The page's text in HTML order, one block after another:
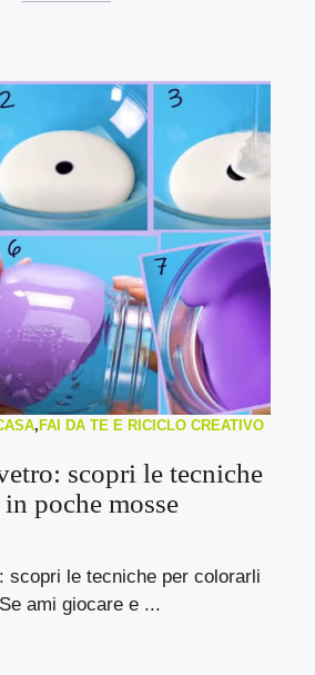
, FAI DA TE E RICICLO CREATIVO
scopri le tecniche
poche mosse
scopri le tecniche per colorarli
ami giocare e ...